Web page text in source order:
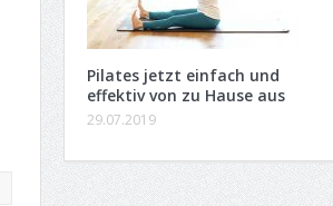
Pilates jetzt einfach und
effektiv von zu Hause aus
29.07.2019